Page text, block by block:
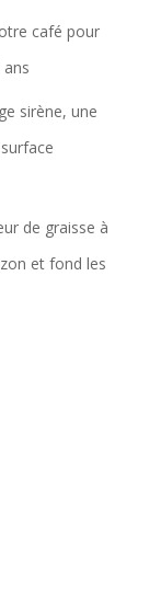
café pour
sirène, une
de graisse à
et fond les